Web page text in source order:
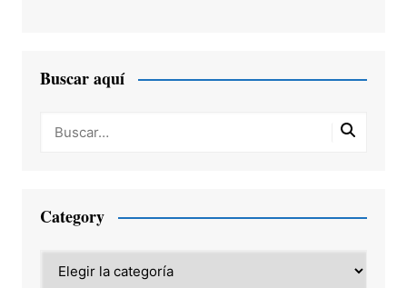
Buscar aquí
Category